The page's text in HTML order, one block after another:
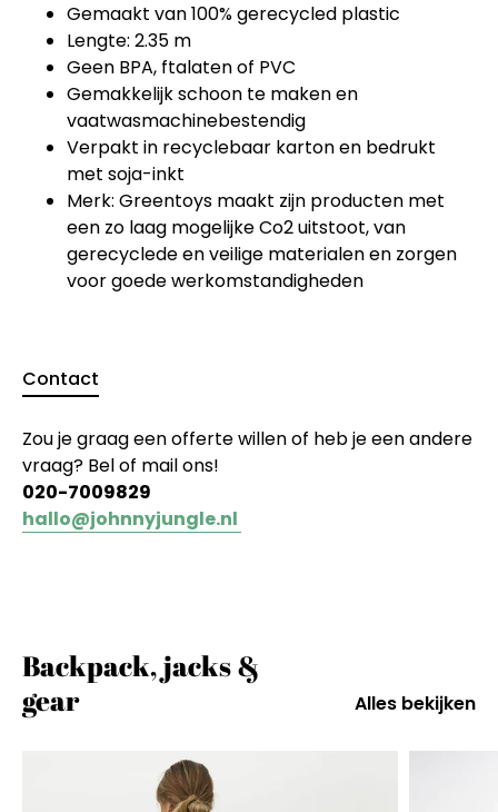
Gemaakt van 100% gerecycled plastic
Lengte: 2.35 m
Geen BPA, ftalaten of PVC
Gemakkelijk schoon te maken en
vaatwasmachinebestendig
Verpakt in recyclebaar karton en bedrukt
met soja-inkt
Merk: Greentoys maakt zijn producten met
een zo laag mogelijke Co2 uitstoot, van
gerecyclede en veilige materialen en zorgen
voor goede werkomstandigheden
Contact
Zou je graag een offerte willen of heb je een andere
vraag? Bel of mail ons!
020-7009829
hallo@johnnyjungle.nl
Backpack, jacks &
gear
Alles bekijken